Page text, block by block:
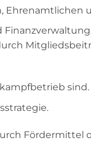
Ehrenamtlichen
sind.
Fördermittel